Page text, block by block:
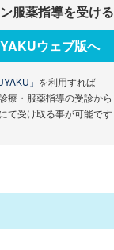
服薬指導を受ける
ウェブ版へ
」 を利用すれば
療・服薬指導の受診から
て受け取る事が可能です